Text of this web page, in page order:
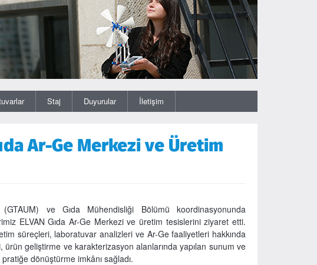
Staj Duyurular İletişim
Ar-Ge Merkezi ve Üretim
ve Gıda Mühendisliği Bölümü koordinasyonunda
ELVAN Gıda Ar-Ge Merkezi ve üretim tesislerini ziyaret etti.
süreçleri, laboratuvar analizleri ve Ar-Ge faaliyetleri hakkında
geliştirme ve karakterizasyon alanlarında yapılan sunum ve
dönüştürme imkânı sağladı.